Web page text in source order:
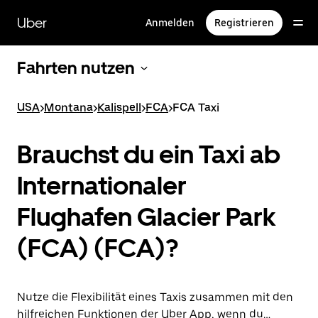
zum
Hauptinhalt
Uber Anmelden Registrieren
Fahrten nutzen
USA>Montana>Kalispell>FCA>FCA Taxi
Brauchst du ein Taxi ab
Internationaler
Flughafen Glacier Park
(FCA) (FCA)?
Nutze die Flexibilität eines Taxis zusammen mit den
hilfreichen Funktionen der Uber App, wenn du